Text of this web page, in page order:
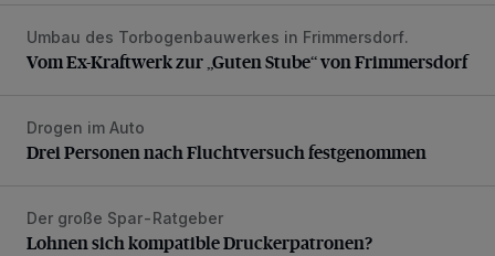
Vom Ex-Kraftwerk zur „Guten Stube“ von Frimmersdorf
Umbau des Torbogenbauwerkes in Frimmersdorf.
Vom Ex-Kraftwerk zur „Guten Stube“ von Frimmersdorf
Drei Personen nach Fluchtversuch festgenommen
Drogen im Auto
Drei Personen nach Fluchtversuch festgenommen
Lohnen sich kompatible Druckerpatronen?
Der große Spar-Ratgeber
Lohnen sich kompatible Druckerpatronen?